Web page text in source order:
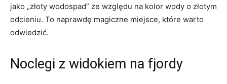
jako „złoty ‌wodospad” ze względu​ na kolor⁢ wody o złotym
⁤odcieniu. To naprawdę⁢ magiczne miejsce, które warto‍
odwiedzić.
Noclegi z widokiem‍ na fjordy